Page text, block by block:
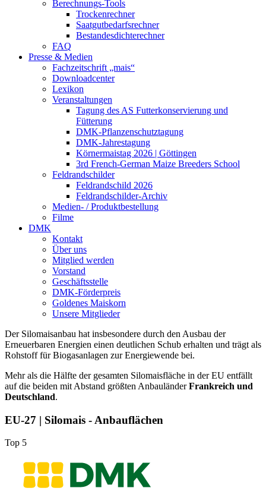
Berechnungs-Tools
Trockenrechner
Saatgutbedarfsrechner
Bestandesdichterechner
FAQ
Presse & Medien
Fachzeitschrift „mais“
Downloadcenter
Lexikon
Veranstaltungen
Tagung des AS Futterkonservierung und
Fütterung
DMK-Pflanzenschutztagung
DMK-Jahrestagung
Körnermaistag 2026 | Göttingen
3rd French-German Maize Breeders School
Feldrandschilder
Feldrandschild 2026
Feldrandschilder-Archiv
Medien- / Produktbestellung
Filme
DMK
Kontakt
Über uns
Mitglied werden
Vorstand
Geschäftsstelle
DMK-Förderpreis
Goldenes Maiskorn
Unsere Mitglieder
Der Silomaisanbau hat insbesondere durch den Ausbau der
Erneuerbaren Energien einen deutlichen Schub erhalten und trägt als
Rohstoff für Biogasanlagen zur Energiewende bei.
Mehr als die Hälfte der gesamten Silomaisfläche in der EU entfällt
auf die beiden mit Abstand größten AnbauländerFrankreich und
Deutschland.
EU-27 | Silomais - Anbauflächen
Top 5